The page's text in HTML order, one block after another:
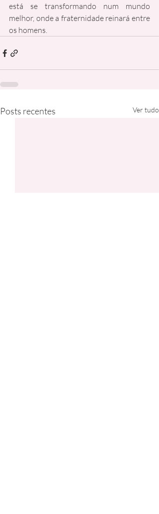
está se transformando num mundo
melhor, onde a fraternidade reinará entre
os homens.
Posts recentes Ver tudo